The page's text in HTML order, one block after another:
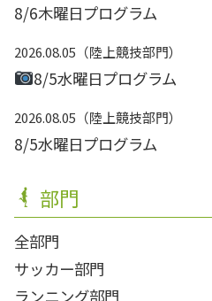
8/6木曜日プログラム
2026.08.05 陸上競技部門
8/5水曜日プログラム
2026.08.05 陸上競技部門
8/5水曜日プログラム
部門
全部門
サッカー部門
ランニング部門